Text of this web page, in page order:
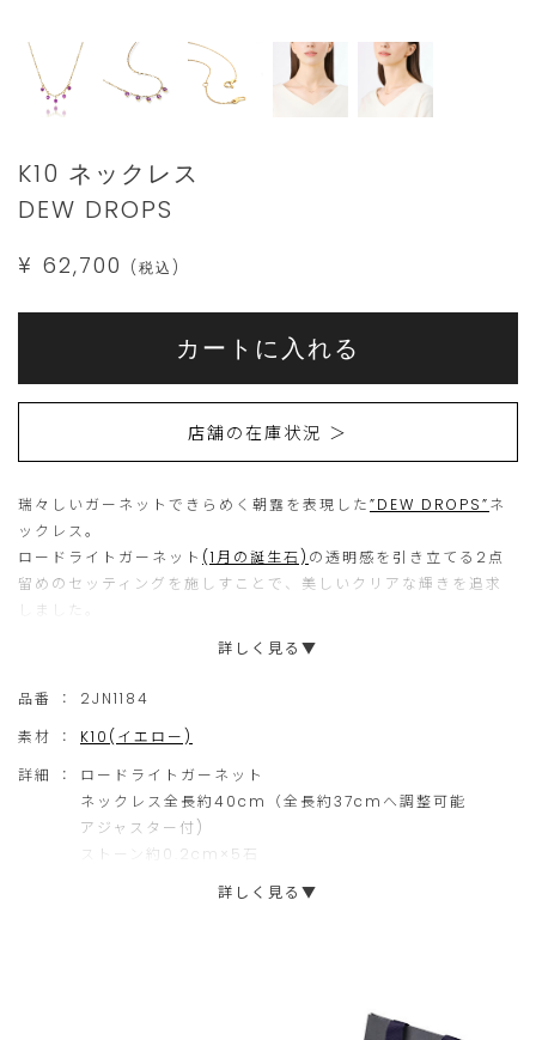
Details
https://www.star-
jewelry.com/2JN1184.html
K10 ネックレス
DEW DROPS
¥ 62,700
(税込)
Product
こ
ち
ら
の
品
は
15
ま
注
限
こ
の
商
品
現
在、
ご
入
け
ん。
カートに入れる
店舗の在庫状況 ＞
瑞々しいガーネットできらめく朝露を表現した”DEW DROPS”ネ
ックレス。
ロードライトガーネット (1月の誕生石) の透明感を引き立てる2点
留めのセッティングを施しすことで、美しいクリアな輝きを追求
しました。
などのアイテムバリエーションもラインナップ。
やかに魅せてくれるアイテムです。
詳しく見る▼
品番 ：
2JN1184
素材 ：
K10(イエロー)
詳細 ：
ロードライトガーネット
ネックレス全長約40cm（全長約37cmへ調整可能
アジャスター付)
ストーン約0.2cm×5石
詳しく見る▼